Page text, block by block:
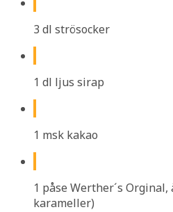
3 dl strösocker
1 dl ljus sirap
1 msk kakao
1 påse Werther´s Orginal,
karameller)